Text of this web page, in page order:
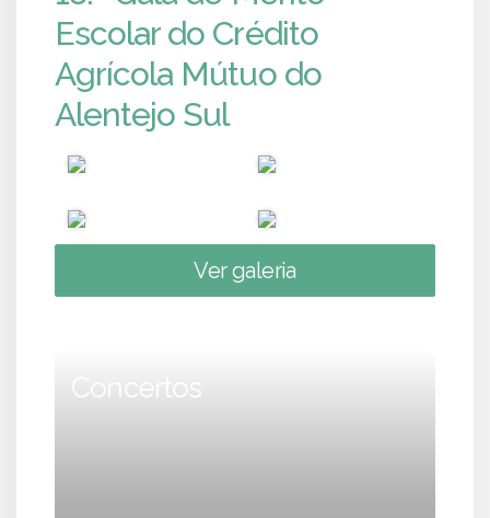
Escolar do Crédito
Agrícola Mútuo do
Alentejo Sul
Ver galeria
Concertos